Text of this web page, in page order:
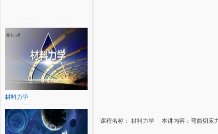
材料力学
课程名称： 材料力学 本讲内容：弯曲切应